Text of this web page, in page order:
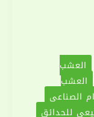
العشب
العشب
الصناعي
للحدائق